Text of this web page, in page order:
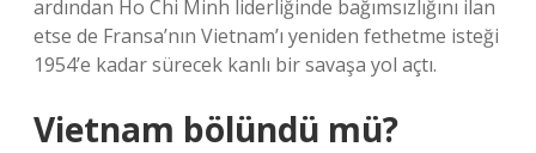
ardından Ho Chi Minh liderliğinde bağımsızlığını ilan
etse de Fransa’nın Vietnam’ı yeniden fethetme isteği
1954’e kadar sürecek kanlı bir savaşa yol açtı.
Vietnam bölündü mü?